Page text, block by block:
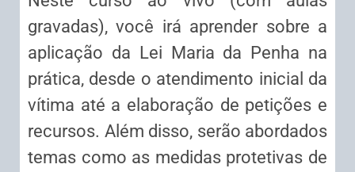
gravadas), você irá aprender sobre a
aplicação da Lei Maria da Penha na
prática, desde o atendimento inicial da
vítima até a elaboração de petições e
recursos. Além disso, serão abordados
temas como as medidas protetivas de